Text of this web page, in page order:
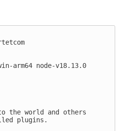
arm64 node-v18.13.0
the world and others
plugins.